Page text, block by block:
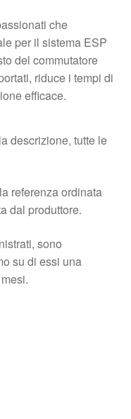
che
per il sistema ESP
del commutatore
riduce i tempi di
efficace.
descrizione, tutte le
referenza ordinata
dal produttore.
sono
su di essi una